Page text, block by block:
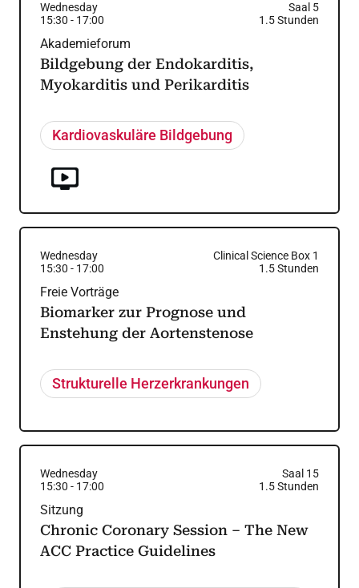
Wednesday
Saal 5
15:30 - 17:00 1.5Stunden
Akademieforum
Bildgebung der Endokarditis,
Myokarditis und Perikarditis
Kardiovaskuläre Bildgebung
Wednesday
Clinical Science Box 1
15:30 - 17:00 1.5Stunden
Freie Vorträge
Biomarker zur Prognose und
Enstehung der Aortenstenose
Strukturelle Herzerkrankungen
Wednesday
Saal 15
15:30 - 17:00 1.5Stunden
Sitzung
Chronic Coronary Session – The New
ACC Practice Guidelines